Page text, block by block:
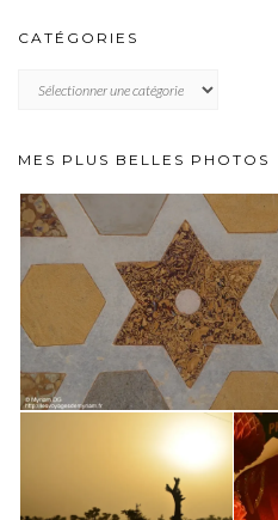
CATÉGORIES
MES PLUS BELLES PHOTOS